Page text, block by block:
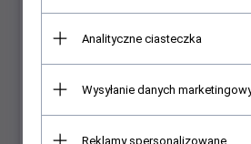
Polecamy
Analityczne ciasteczka
Wysyłanie danych
Reklamy spersonalizowane